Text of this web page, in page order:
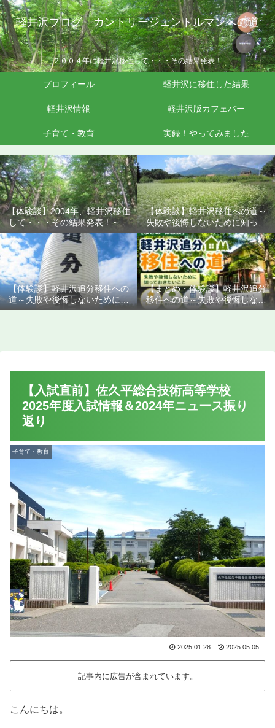
軽井沢ブログ カントリージェントルマンへの道
２００４年に軽井沢移住して・・・その結果発表！
プロフィール 軽井沢に移住した結果
軽井沢情報 軽井沢版カフェバー
子育て・教育 実録！やってみました
【体験談】2004年、軽井沢移住
して・・・その結果発表！～失
敗や後悔しないために知ってお
きたいこと
【体験談】軽井沢移住への道～
失敗や後悔しないために知って
おきたいこと
【体験談】軽井沢追分移住への
道～失敗や後悔しないために知
っておきたいこと
【まとめ・体験談】軽井沢追分
移住への道～失敗や後悔しない
ために知っておきたいこと
【入試直前】佐久平総合技術高等学校
2025年度入試情報＆2024年ニュース振り
返り
子育て・教育
2025.01.28 2025.05.05
記事内に広告が含まれています。
こんにちは。